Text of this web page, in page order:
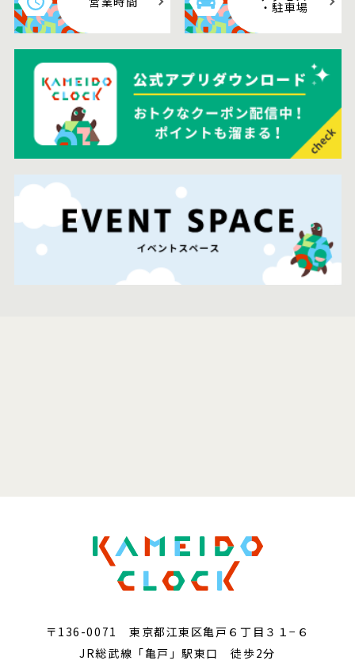
・駐車場
〒136-0071 東京都江東区亀戸６丁目３１−６
JR総武線「亀戸」駅東口 徒歩2分